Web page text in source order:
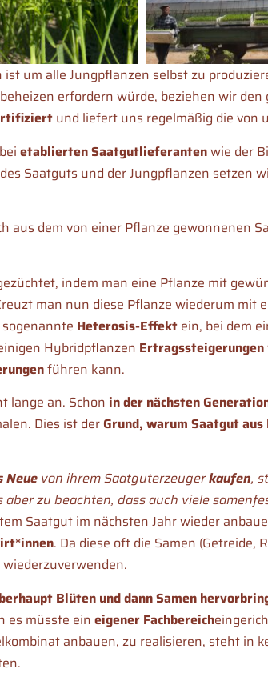
um alle Jungpflanzen selbst zu
erfordern würde, beziehen wir den
und liefert uns regelmäßig die von
etablierten Saatgutlieferantenwie der
Saatguts und der Jungpflanzen setzen
aus dem von einer Pflanze gewonnenen
indem man eine Pflanze mit
man nun diese Pflanze wiederum mit
Heterosis-Effekt ein, bei dem
Hybridpflanzen Ertragssteigerungen
führen kann.
lange an. Schon in der nächsten
Dies ist derGrund, warum Saatgut
Neue von ihrem Saatguterzeugerkaufen,
zu beachten, dass auch viele
Saatgut im nächsten Jahr wieder
. Da diese oft die Samen
Blüten und dann Samen
es müsste ein eigener Fachbereich
anbauen, zu realisieren, steht in